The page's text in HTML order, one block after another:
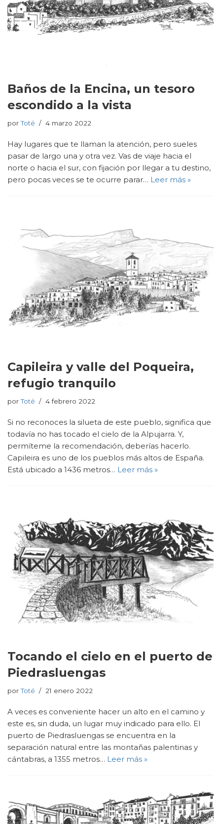
Baños de la Encina, un tesoro
escondido a la vista
porToté 4 marzo 2022
Hay lugares que te llaman la atención, pero sueles
pasar de largo una y otra vez. Vas de viaje hacia el
norte o hacia el sur, con fijación por llegar a tu destino,
pero pocas veces se te ocurre parar… Leer más »
Capileira y valle del Poqueira,
refugio tranquilo
porToté 4 febrero 2022
Si no reconoces la silueta de este pueblo, significa que
todavía no has tocado el cielo de la Alpujarra. Y,
permíteme la recomendación, deberías hacerlo.
Capileira es uno de los pueblos más altos de España.
Está ubicado a 1436 metros… Leer más »
Tocando el cielo en el puerto de
Piedrasluengas
porToté 21 enero 2022
A veces es conveniente hacer un alto en el camino y
este es, sin duda, un lugar muy indicado para ello. El
puerto de Piedrasluengas se encuentra en la
separación natural entre las montañas palentinas y
cántabras, a 1355 metros… Leer más »